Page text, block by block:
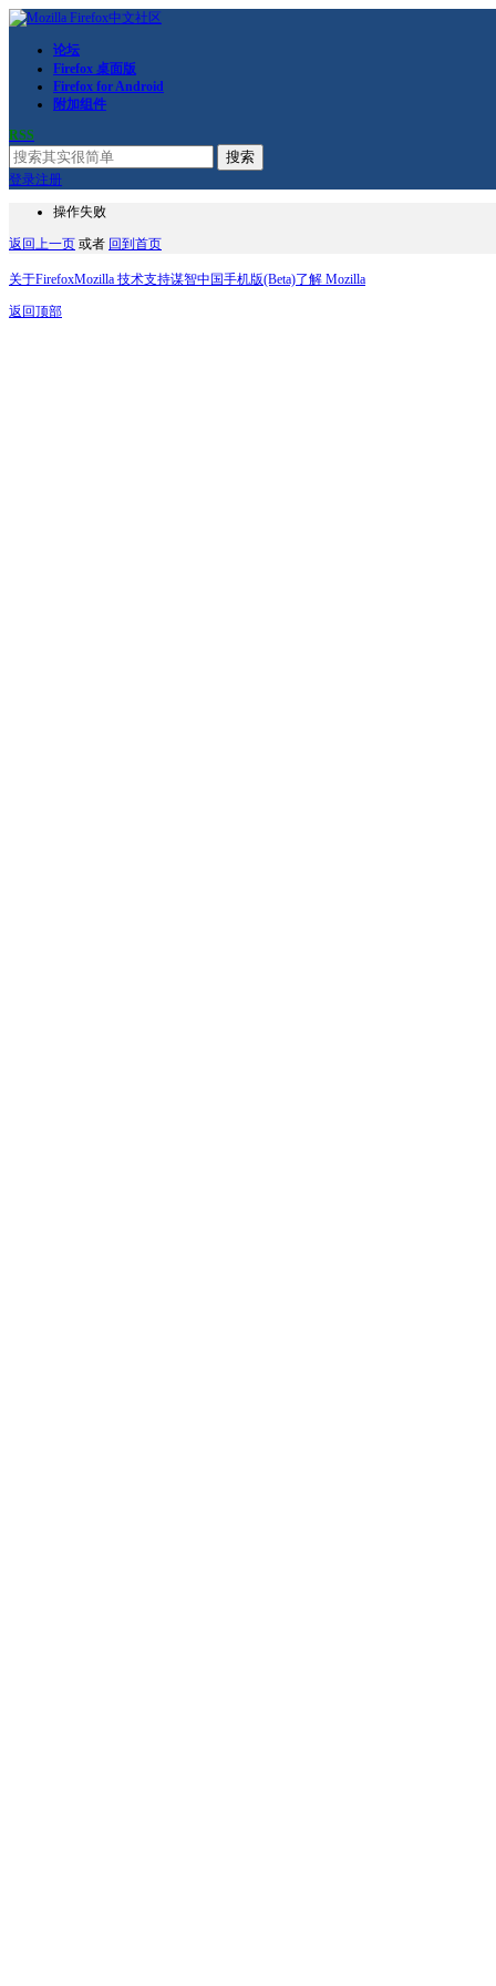
论坛
Firefox 桌面版
Firefox for Android
附加组件
RSS
搜索
登录注册
操作失败
返回上一页 或者 回到首页
关于FirefoxMozilla 技术支持谋智中国手机版(Beta)了解 Mozilla
返回顶部